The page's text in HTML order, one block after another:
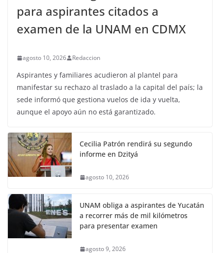
para aspirantes citados a
examen de la UNAM en CDMX
agosto 10, 2026 Redaccion
Aspirantes y familiares acudieron al plantel para
manifestar su rechazo al traslado a la capital del país; la
sede informó que gestiona vuelos de ida y vuelta,
aunque el apoyo aún no está garantizado.
Cecilia Patrón rendirá su segundo
informe en Dzityá
agosto 10, 2026
UNAM obliga a aspirantes de Yucatán
a recorrer más de mil kilómetros
para presentar examen
agosto 9, 2026